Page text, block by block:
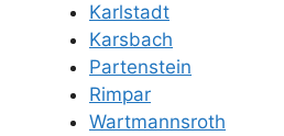
Karlstadt
Karsbach
Partenstein
Rimpar
Wartmannsroth